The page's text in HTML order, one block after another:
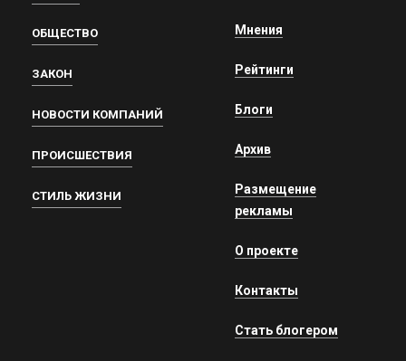
ОБЩЕСТВО
ЗАКОН
НОВОСТИ КОМПАНИЙ
ПРОИСШЕСТВИЯ
СТИЛЬ ЖИЗНИ
Мнения
Рейтинги
Блоги
Архив
Размещение
рекламы
О проекте
Контакты
Стать блогером